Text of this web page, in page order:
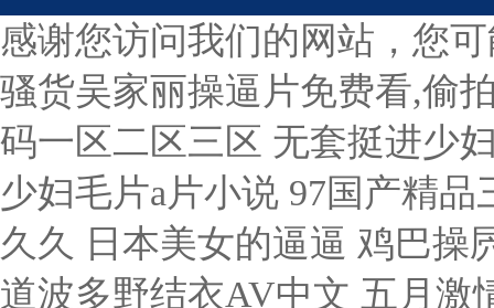
感谢您访问我们的网站，您
骚货吴家丽操逼片免费看,偷